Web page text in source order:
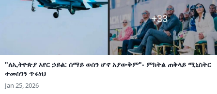
"ለኢትዮጵያ አየር ኃይል: ሰማይ ወሰን ሆኖ አያውቅም"- ምክትል ጠቅላይ ሚኒስትር
ተመስገን ጥሩነህ
Jan 25, 2026